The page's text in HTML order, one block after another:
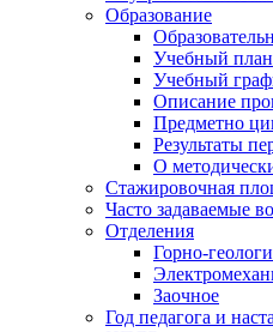
Образование
Учебный план
Учебный
Описание
Предметно
Результаты
О
Стажировочная
Часто задаваемые
Отделения
Горно-
Заочное
Год педагога и